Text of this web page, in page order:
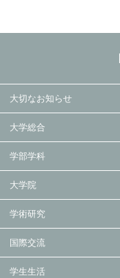
大切なお知らせ
大学総合
学部学科
大学院
学術研究
国際交流
学生生活